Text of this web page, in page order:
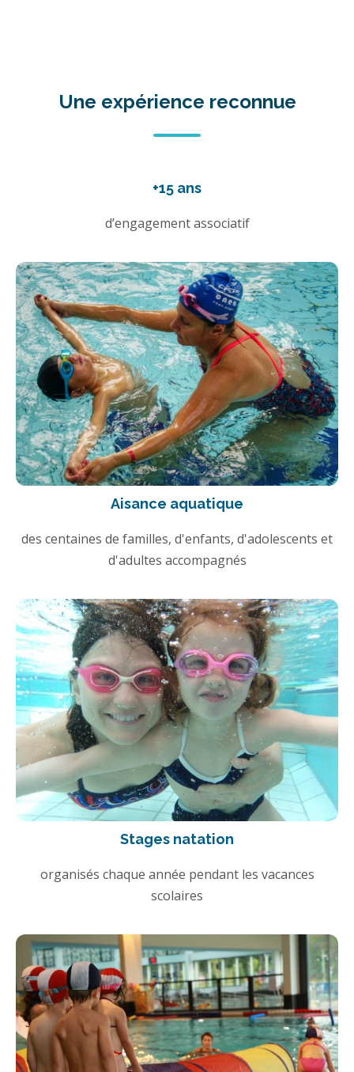
Une expérience reconnue
+15 ans
d’engagement associatif
Aisance aquatique
des centaines de familles, d'enfants, d'adolescents et
d'adultes accompagnés
Stages natation
organisés chaque année pendant les vacances
scolaires